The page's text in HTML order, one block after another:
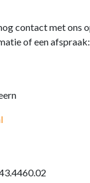
contact met ons
of een afspraak: